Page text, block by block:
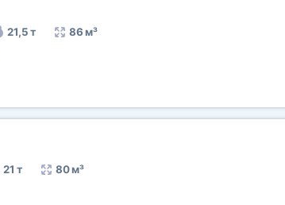
21,5 т 86 м³
21 т 80 м³